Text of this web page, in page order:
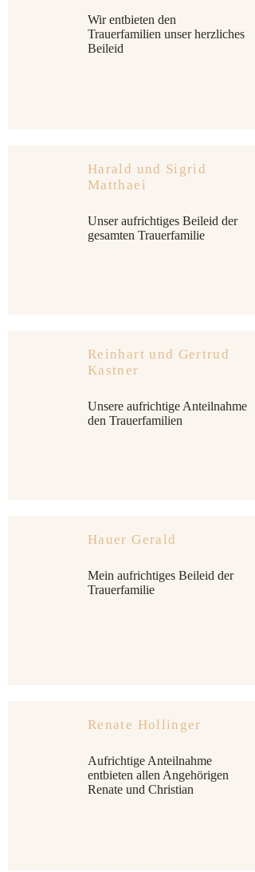
Wir entbieten den
Trauerfamilien unser herzliches
Beileid
Harald und Sigrid
Matthaei
Unser aufrichtiges Beileid der
gesamten Trauerfamilie
Reinhart und Gertrud
Kastner
Unsere aufrichtige Anteilnahme
den Trauerfamilien
Hauer Gerald
Mein aufrichtiges Beileid der
Trauerfamilie
Renate Hollinger
Aufrichtige Anteilnahme
entbieten allen Angehörigen
Renate und Christian